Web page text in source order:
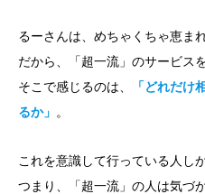
るーさんは、めちゃくちゃ恵ま
だから、「超一流」のサービス
そこで感じるのは、
「どれだけ
るか」 。
これを意識して行っている人し
つまり、「超一流」の人は気づ